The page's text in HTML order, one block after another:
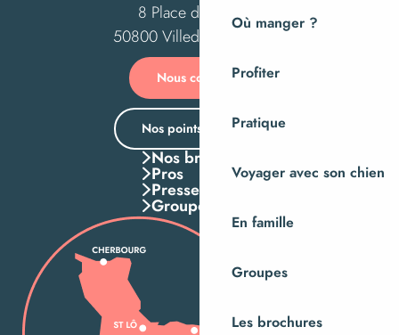
Où manger ?
Profiter
Pratique
Voyager avec son chien
En famille
Groupes
Les brochures
8 Place des Costils
50800 Villedieu-les-Poêles
Nous contacter
Nos points d’accueil
Nos brochures
Pros
Presse
Groupes